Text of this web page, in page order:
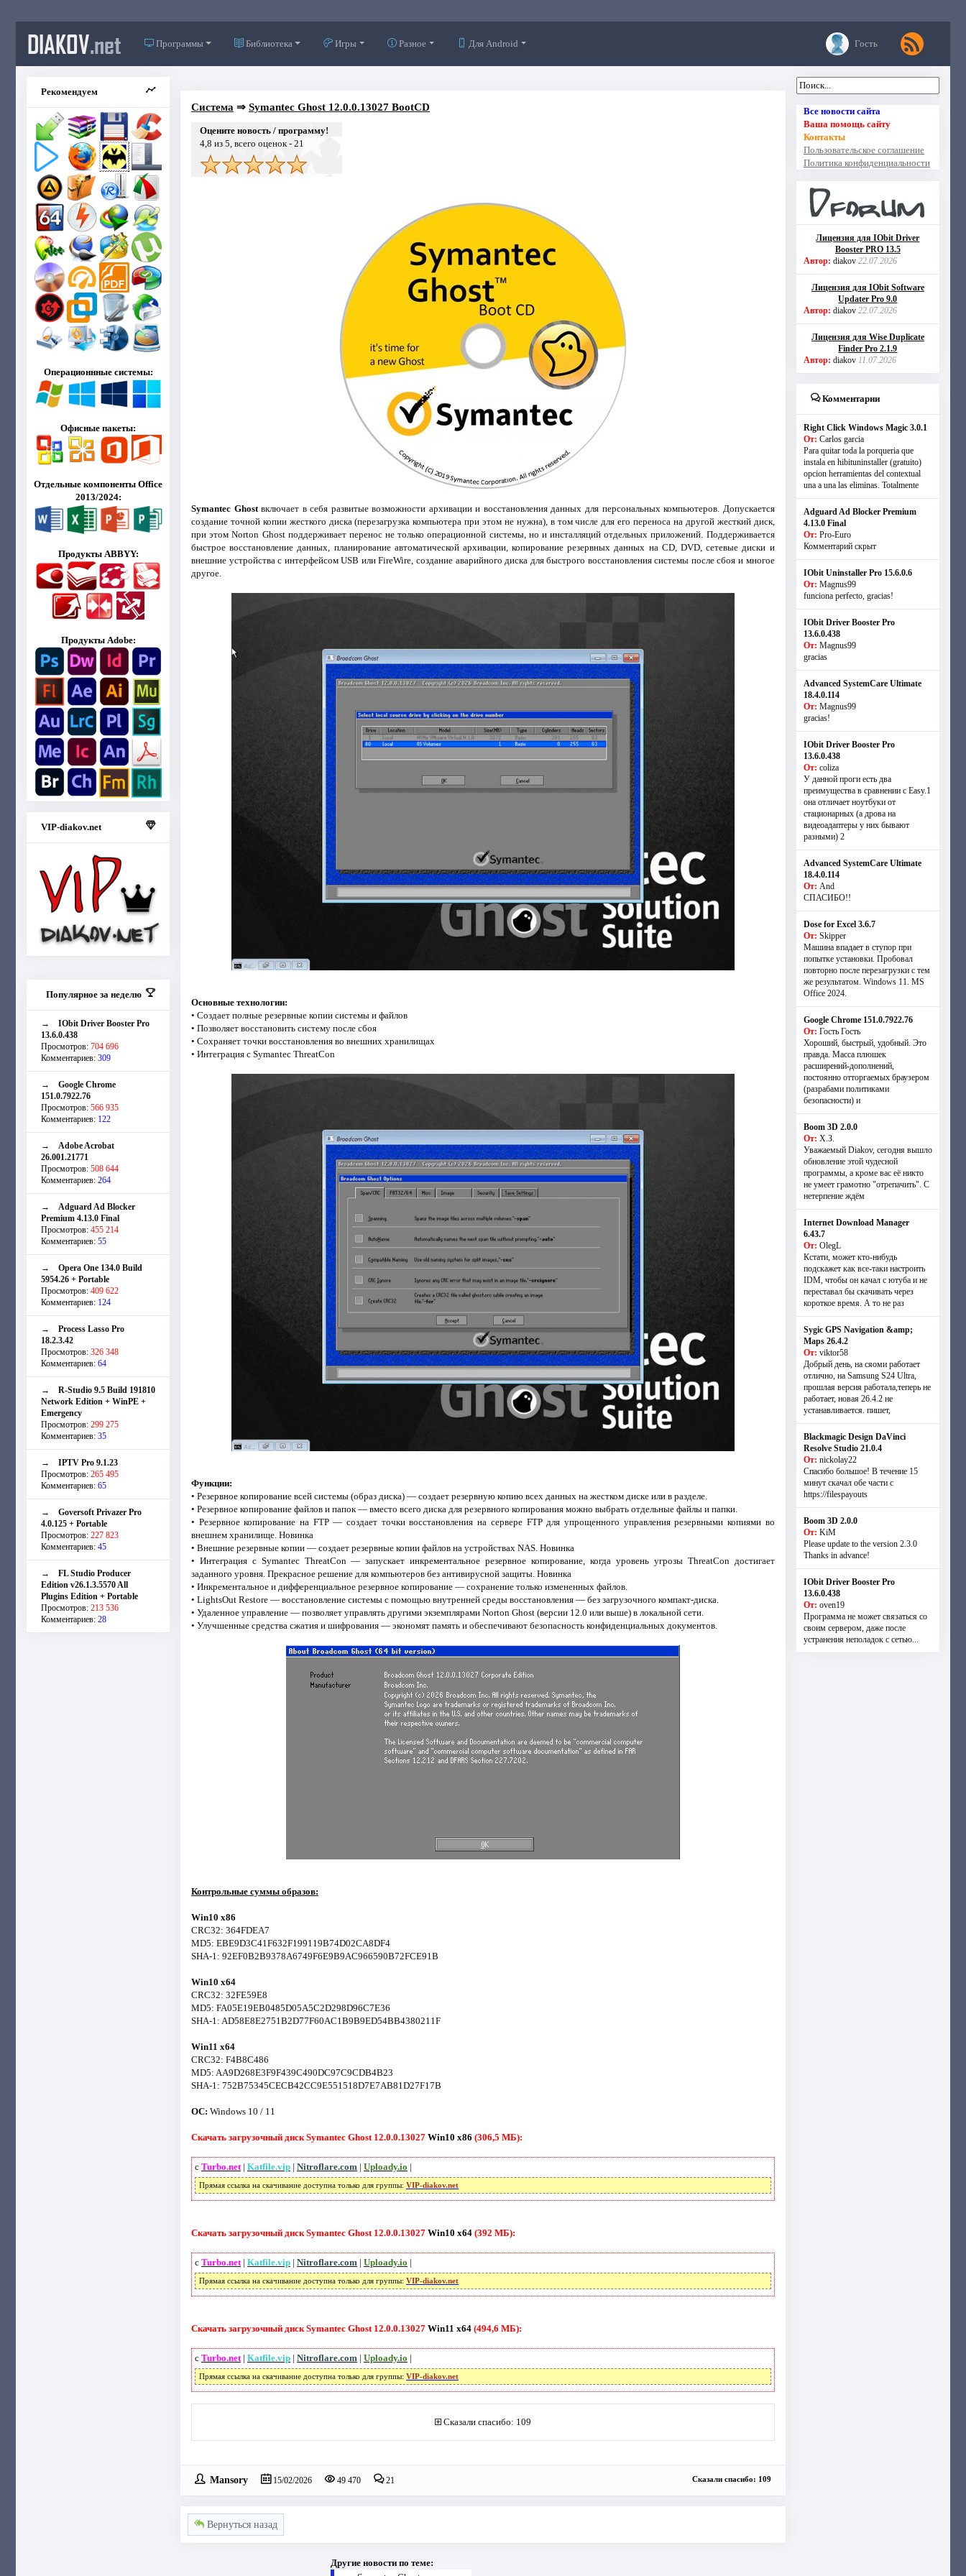
DIAKOV.net Программы Библиотека Игры Разное Для Android Гость
Рекомендуем
Операционнные системы:
Офисные пакеты:
Отдельные компоненты Office
2013/2024:
Продукты ABBYY:
Продукты Adobe:
VIP-diakov.net
Популярное за неделю
→ IObit Driver Booster Pro
13.6.0.438
Просмотров: 704 696
Комментариев: 309
→ Google Chrome
151.0.7922.76
Просмотров: 566 935
Комментариев: 122
→ Adobe Acrobat
26.001.21771
Просмотров: 508 644
Комментариев: 264
→ Adguard Ad Blocker
Premium 4.13.0 Final
Просмотров: 455 214
Комментариев: 55
→ Opera One 134.0 Build
5954.26 + Portable
Просмотров: 409 622
Комментариев: 124
→ Process Lasso Pro
18.2.3.42
Просмотров: 326 348
Комментариев: 64
→ R-Studio 9.5 Build 191810
Network Edition + WinPE +
Emergency
Просмотров: 299 275
Комментариев: 35
→ IPTV Pro 9.1.23
Просмотров: 265 495
Комментариев: 65
→ Goversoft Privazer Pro
4.0.125 + Portable
Просмотров: 227 823
Комментариев: 45
→ FL Studio Producer
Edition v26.1.3.5570 All
Plugins Edition + Portable
Просмотров: 213 536
Комментариев: 28
Система ⇒ Symantec Ghost 12.0.0.13027 BootCD
Оцените новость / программу!
4,8 из 5, всего оценок - 21
Symantec Ghostвключает в себя развитые возможности архивации и восстановления данных для персональных компьютеров. Допускается
создание точной копии жесткого диска (перезагрузка компьютера при этом не нужна), в том числе для его переноса на другой жесткий диск,
при этом Norton Ghost поддерживает перенос не только операционной системы, но и инсталляций отдельных приложений. Поддерживается
быстрое восстановление данных, планирование автоматической архивации, копирование резервных данных на CD, DVD, сетевые диски и
внешние устройства с интерфейсом USB или FireWire, создание аварийного диска для быстрого восстановления системы после сбоя и многое
другое.
Основные технологии:
• Создает полные резервные копии системы и файлов
• Позволяет восстановить систему после сбоя
• Сохраняет точки восстановления во внешних хранилищах
• Интеграция с Symantec ThreatCon
Функции:
• Резервное копирование всей системы (образ диска) — создает резервную копию всех данных на жестком диске или в разделе.
• Резервное копирование файлов и папок — вместо всего диска для резервного копирования можно выбрать отдельные файлы и папки.
• Резервное копирование на FTP — создает точки восстановления на сервере FTP для упрощенного управления резервными копиями во
внешнем хранилище. Новинка
• Внешние резервные копии — создает резервные копии файлов на устройствах NAS. Новинка
• Интеграция с Symantec ThreatCon — запускает инкрементальное резервное копирование, когда уровень угрозы ThreatCon достигает
заданного уровня. Прекрасное решение для компьютеров без антивирусной защиты. Новинка
• Инкрементальное и дифференциальное резервное копирование — сохранение только измененных файлов.
• LightsOut Restore — восстановление системы с помощью внутренней среды восстановления — без загрузочного компакт-диска.
• Удаленное управление — позволяет управлять другими экземплярами Norton Ghost (версии 12.0 или выше) в локальной сети.
• Улучшенные средства сжатия и шифрования — экономят память и обеспечивают безопасность конфиденциальных документов.
Контрольные суммы образов:
Win10 x86
CRC32: 364FDEA7
MD5: EBE9D3C41F632F199119B74D02CA8DF4
SHA-1: 92EF0B2B9378A6749F6E9B9AC966590B72FCE91B
Win10 x64
CRC32: 32FE59E8
MD5: FA05E19EB0485D05A5C2D298D96C7E36
SHA-1: AD58E8E2751B2D77F60AC1B9B9ED54BB4380211F
Win11 x64
CRC32: F4B8C486
MD5: AA9D268E3F9F439C490DC97C9CDB4B23
SHA-1: 752B75345CECB42CC9E551518D7E7AB81D27F17B
ОС: Windows 10 / 11
Скачать загрузочный диск Symantec Ghost 12.0.0.13027 Win10 x86 (306,5 МБ):
с Turbo.net| Katfile.vip| Nitroflare.com | Uploady.io |
Прямая ссылка на скачивание доступна только для группы: VIP-diakov.net
Скачать загрузочный диск Symantec Ghost 12.0.0.13027 Win10 x64(392 МБ):
с Turbo.net| Katfile.vip| Nitroflare.com | Uploady.io |
Прямая ссылка на скачивание доступна только для группы: VIP-diakov.net
Скачать загрузочный диск Symantec Ghost 12.0.0.13027 Win11 x64(494,6 МБ):
с Turbo.net| Katfile.vip| Nitroflare.com | Uploady.io |
Прямая ссылка на скачивание доступна только для группы: VIP-diakov.net
Сказали спасибо: 109
Mansory 15/02/2026 49 470 21 Сказали спасибо: 109
Вернуться назад
Другие новости по теме:
Все новости сайта
Ваша помощь сайту
Контакты
Пользовательское соглашение
Политика конфиденциальности
Лицензия для IObit Driver
Booster PRO 13.5
Автор: diakov 22.07.2026
Лицензия для IObit Software
Updater Pro 9.0
Автор: diakov 22.07.2026
Лицензия для Wise Duplicate
Finder Pro 2.1.9
Автор: diakov 11.07.2026
Комментарии
Right Click Windows Magic 3.0.1
От: Carlos garcia
Para quitar toda la porqueria que
instala en hibituninstaller (gratuito)
opcion herramientas del contextual
una a una las eliminas. Totalmente
Adguard Ad Blocker Premium
4.13.0 Final
От: Pro-Euro
Комментарий скрыт
IObit Uninstaller Pro 15.6.0.6
От: Magnus99
funciona perfecto, gracias!
IObit Driver Booster Pro
13.6.0.438
От: Magnus99
gracias
Advanced SystemCare Ultimate
18.4.0.114
От: Magnus99
gracias!
IObit Driver Booster Pro
13.6.0.438
От: coliza
У данной проги есть два
преимущества в сравнении с Easy.1
она отличает ноутбуки от
стационарных (а дрова на
видеоадаптеры у них бывают
разными) 2
Advanced SystemCare Ultimate
18.4.0.114
От: And
СПАСИБО!!
Dose for Excel 3.6.7
От: Skipper
Машина впадает в ступор при
попытке установки. Пробовал
повторно после перезагрузки с тем
же результатом. Windows 11. MS
Offiсe 2024.
Google Chrome 151.0.7922.76
От: Гость Гость
Хороший, быстрый, удобный. Это
правда. Масса плюшек
расширений-дополнений,
постоянно отторгаемых браузером
(разрабами политиками
безопасности) и
Boom 3D 2.0.0
От: Х.З.
Уважаемый Diakov, сегодня вышло
обновление этой чудесной
программы, а кроме вас её никто
не умеет грамотно "отрепачить". С
нетерпение ждём
Internet Download Manager
6.43.7
От: OlegL
Кстати, может кто-нибудь
подскажет как все-таки настроить
IDM, чтобы он качал с ютуба и не
переставал бы скачивать через
короткое время. А то не раз
Sygic GPS Navigation &amp;
Maps 26.4.2
От: viktor58
Добрый день, на сяоми работает
отлично, на Samsung S24 Ultra,
прошлая версия работала,теперь не
работает, новая 26.4.2 не
устанавливается. пишет,
Blackmagic Design DaVinci
Resolve Studio 21.0.4
От: nickolay22
Спасибо большое! В течение 15
минут скачал обе части с
https://filespayouts
Boom 3D 2.0.0
От: KiM
Please update to the version 2.3.0
Thanks in advance!
IObit Driver Booster Pro
13.6.0.438
От: oven19
Программа не может связаться со
своим сервером, даже после
устранения неполадок с сетью...